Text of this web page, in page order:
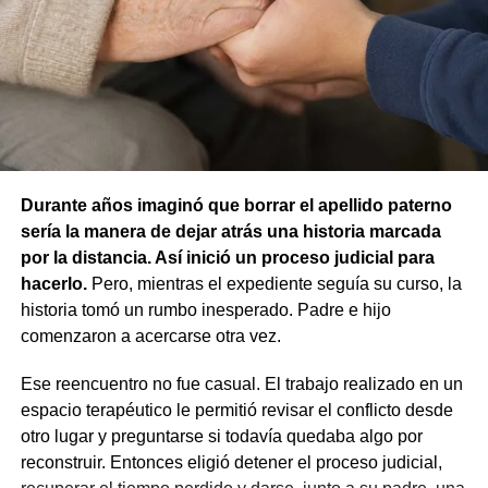
atribuir responsabilidad contravencional por maltrato
animal.
La resolución también descartó la figura de custodia de
animales, ya que esa infracción solo se configura cuando
un animal causa lesiones a una persona por falta de
resultaba aplicable.
El fallo aclaró que el archivo de la causa
contravencional no impide que el dueño del perro
lesionado reclame por la vía civil una indemnización
por los daños que considere haber sufrido.
Durante años imaginó que borrar el apellido paterno
sería la manera de dejar atrás una historia marcada
por la distancia. Así inició un proceso judicial para
hacerlo.Pero, mientras el expediente seguía su curso, la
historia tomó un rumbo inesperado. Padre e hijo
comenzaron a acercarse otra vez.
Ese reencuentro no fue casual. El trabajo realizado en un
espacio terapéutico le permitió revisar el conflicto desde
otro lugar y preguntarse si todavía quedaba algo por
reconstruir. Entonces eligió detener el proceso judicial,